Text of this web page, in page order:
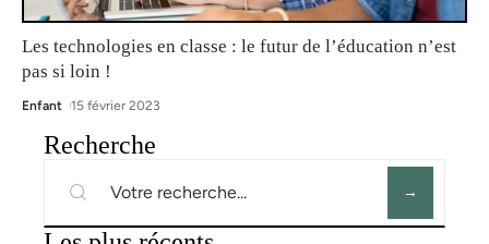
Les technologies en classe : le futur de l’éducation n’est
pas si loin !
Enfant 15 février 2023
Recherche